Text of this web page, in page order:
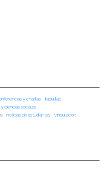
y charlas
facultad
ciencias sociales
noticias de estudiantes
vinculacion